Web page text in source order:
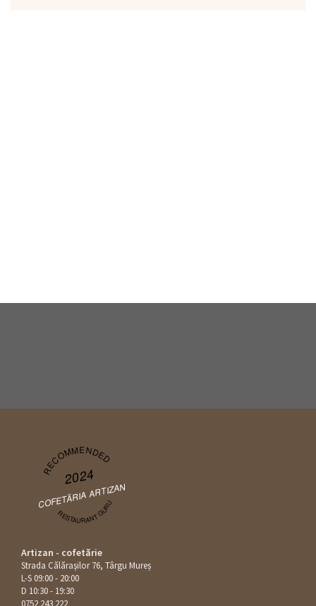
RECOMMENDED
2024
COFETĂRIA ARTIZAN
RESTAURANT GURU
Artizan - cofetărie
Strada Călăraşilor 76, Târgu Mureș
L-S 09:00 - 20:00
D 10:30 - 19:30
0752 243 222